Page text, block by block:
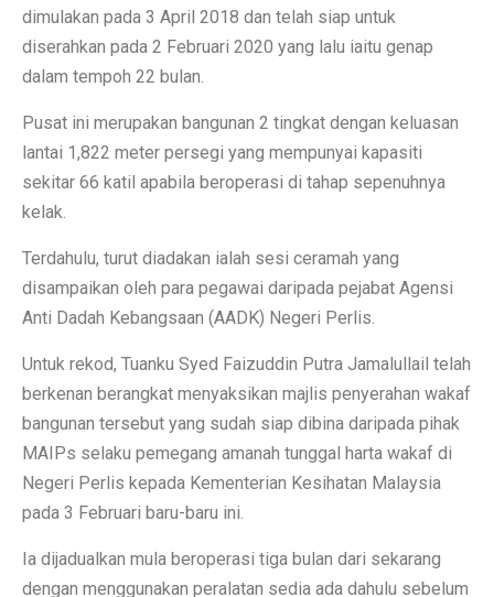
dimulakan pada 3 April 2018 dan telah siap untuk
diserahkan pada 2 Februari 2020 yang lalu iaitu genap
dalam tempoh 22 bulan.
Pusat ini merupakan bangunan 2 tingkat dengan keluasan
lantai 1,822 meter persegi yang mempunyai kapasiti
sekitar 66 katil apabila beroperasi di tahap sepenuhnya
kelak.
Terdahulu, turut diadakan ialah sesi ceramah yang
disampaikan oleh para pegawai daripada pejabat Agensi
Anti Dadah Kebangsaan (AADK) Negeri Perlis.
Untuk rekod, Tuanku Syed Faizuddin Putra Jamalullail telah
berkenan berangkat menyaksikan majlis penyerahan wakaf
bangunan tersebut yang sudah siap dibina daripada pihak
MAIPs selaku pemegang amanah tunggal harta wakaf di
Negeri Perlis kepada Kementerian Kesihatan Malaysia
pada 3 Februari baru-baru ini.
Ia dijadualkan mula beroperasi tiga bulan dari sekarang
dengan menggunakan peralatan sedia ada dahulu sebelum